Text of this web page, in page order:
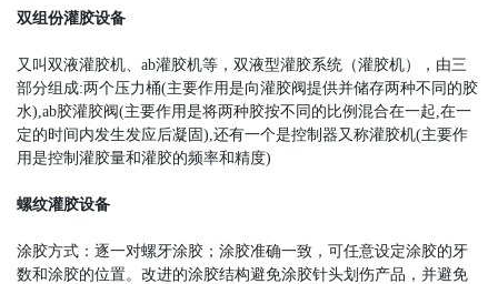
双组份灌胶设备
又叫双液灌胶机、ab灌胶机等，双液型灌胶系统（灌胶机），由三
部分组成:两个压力桶(主要作用是向灌胶阀提供并储存两种不同的胶
水),ab胶灌胶阀(主要作用是将两种胶按不同的比例混合在一起,在一
定的时间内发生发应后凝固),还有一个是控制器又称灌胶机(主要作
用是控制灌胶量和灌胶的频率和精度)
螺纹灌胶设备
涂胶方式：逐一对螺牙涂胶；涂胶准确一致，可任意设定涂胶的牙
数和涂胶的位置。改进的涂胶结构避免涂胶针头划伤产品，并避免